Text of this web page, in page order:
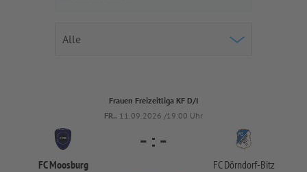
Frauen Freizeitliga KF D/I
FR.. 11.09.2026 /19:00 Uhr
FC Moosburg
- : -
FC Dörndorf-Bitz